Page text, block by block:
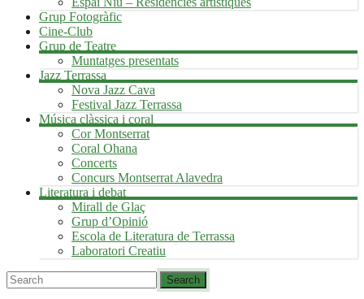
Grup Fotogràfic
Cine-Club
Grup de Teatre
Muntatges presentats
Jazz Terrassa
Nova Jazz Cava
Festival Jazz Terrassa
Música clàssica i coral
Cor Montserrat
Coral Ohana
Concerts
Concurs Montserrat Alavedra
Literatura i debat
Mirall de Glaç
Grup d’Opinió
Escola de Literatura de Terrassa
Laboratori Creatiu